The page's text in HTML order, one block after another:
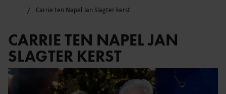
Carrie ten Napel Jan Slagter kerst
CARRIE TEN NAPEL JAN
SLAGTER KERST